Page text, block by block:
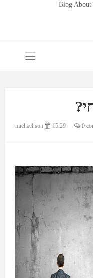
Blog
michael son 15:29 0